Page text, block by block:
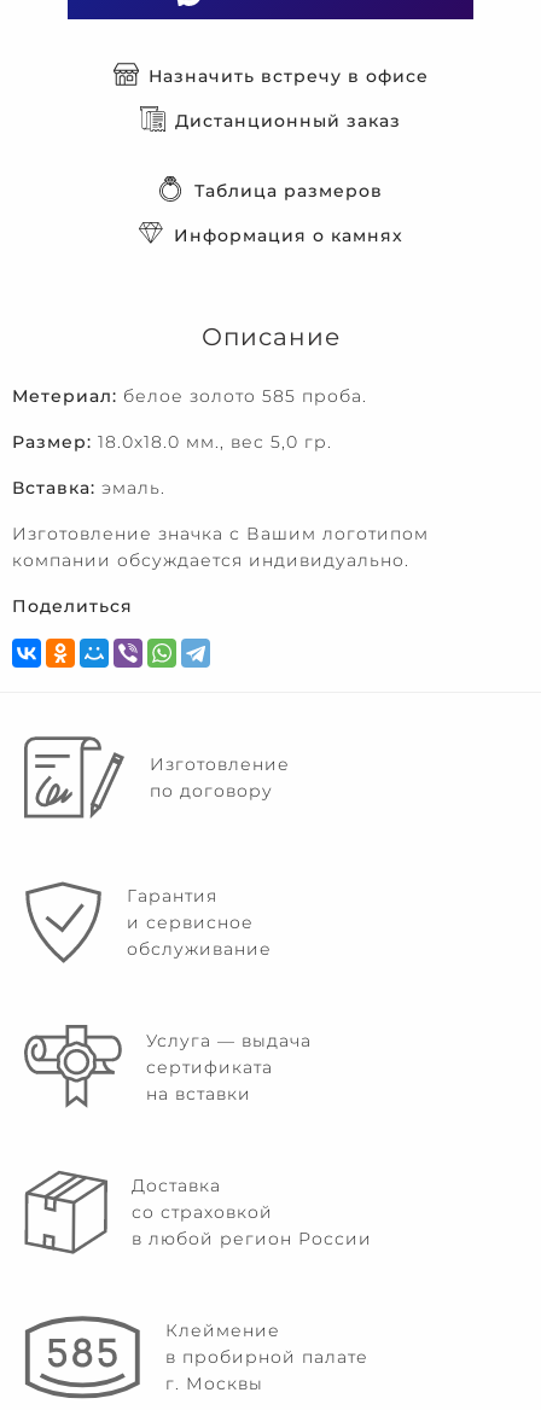
Назначить встречу в офисе
Дистанционный заказ
Таблица размеров
Информация о камнях
Описание
Метериал: белое золото 585 проба.
Размер: 18.0х18.0 мм., вес 5,0 гр.
Вставка: эмаль.
Изготовление значка с Вашим логотипом
компании обсуждается индивидуально.
Поделиться
Изготовление
по договору
Гарантия
и сервисное
обслуживание
Услуга — выдача
сертификата
на вставки
Доставка
со страховкой
в любой регион России
Клеймение
в пробирной палате
г. Москвы